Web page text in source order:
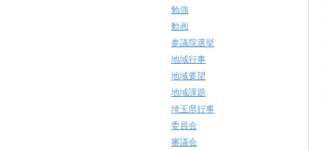
勉強
動画
参議院選挙
地域行事
地域要望
地域課題
埼玉県行事
委員会
審議会